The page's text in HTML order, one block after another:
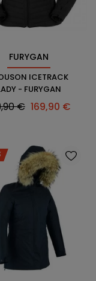
FURYGAN
ICETRACK
- FURYGAN
€ Prix
169,90 €